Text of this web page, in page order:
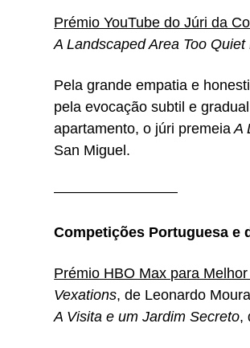
Prémio YouTube do Júri da
A Landscaped Area Too Quiet
Pela grande empatia e
pela evocação subtil e
apartamento, o júri premeia A
San Miguel.
————————–
Competições Portuguesa e
Prémio HBO Max para
Vexations, de Leonardo
A Visita e um Jardim Secreto,